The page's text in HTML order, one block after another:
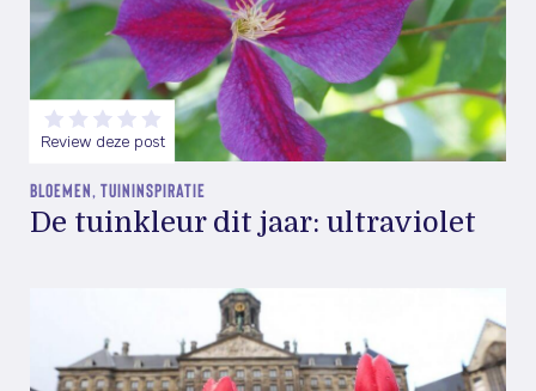
Review deze post
BLOEMEN, TUININSPIRATIE
De tuinkleur dit jaar: ultraviolet